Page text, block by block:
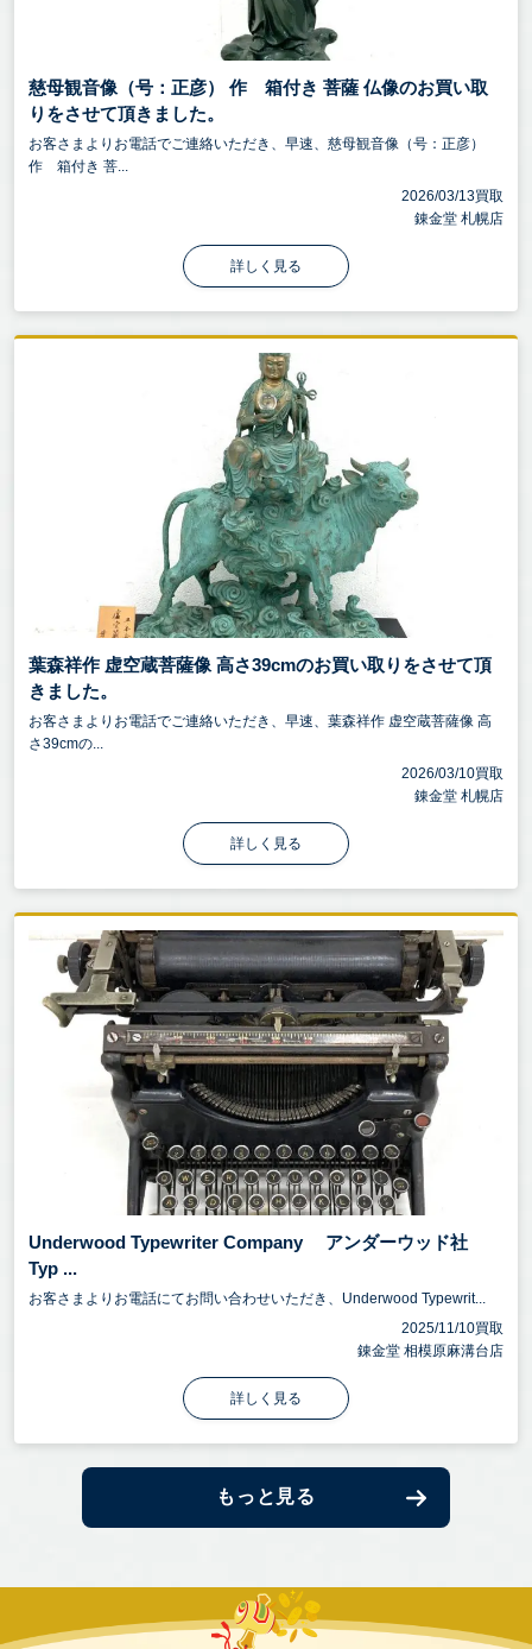
慈母観音像（号：正彦） 作 箱付き 菩薩 仏像のお買い取
りをさせて頂きました。
お客さまよりお電話でご連絡いただき、早速、慈母観音像（号：正彦）
作 箱付き 菩...
2026/03/13買取
錬金堂 札幌店
詳しく見る
葉森祥作 虚空蔵菩薩像 高さ39cmのお買い取りをさせて頂
きました。
お客さまよりお電話でご連絡いただき、早速、葉森祥作 虚空蔵菩薩像 高
さ39cmの...
2026/03/10買取
錬金堂 札幌店
詳しく見る
Underwood Typewriter Company アンダーウッド社
Typ ...
お客さまよりお電話にてお問い合わせいただき、Underwood Typewrit...
2025/11/10買取
錬金堂 相模原麻溝台店
詳しく見る
もっと見る